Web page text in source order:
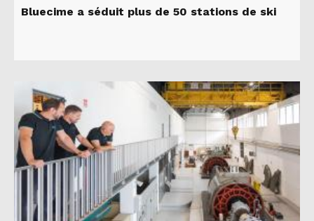
Bluecime a séduit plus de 50 stations de ski